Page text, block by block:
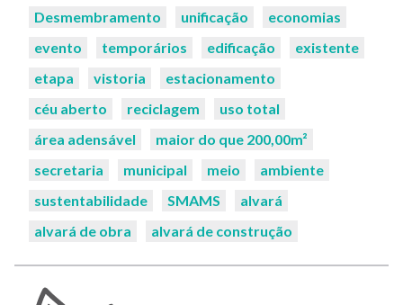
Desmembramento
unificação
economias
evento
temporários edificação
existente
etapa
vistoria
estacionamento
céu aberto
reciclagem
uso total
área adensável
maior do que 200,00m²
secretaria
municipal meio
ambiente
sustentabilidade
SMAMS
alvará
alvará de obra
alvará de construção